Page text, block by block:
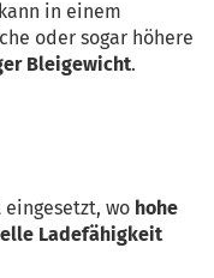
oder sogar höhere
Bleigewicht.
wo hohe
Ladefähigkeit